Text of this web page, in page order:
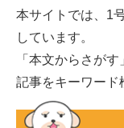
本サイトでは、1
しています。
「本文からさが
記事をキーワード